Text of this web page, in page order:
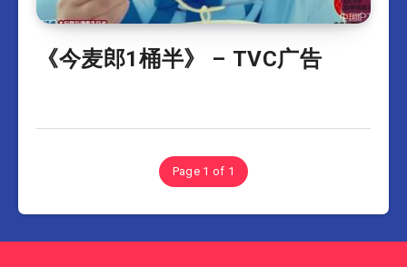
《今麦郎1桶半》 – TVC广告
Page 1 of 1